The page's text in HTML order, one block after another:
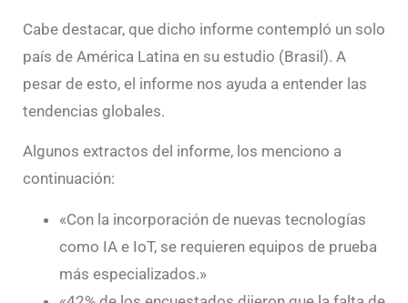
Cabe destacar, que dicho informe contempló un solo
país de América Latina en su estudio (Brasil). A
pesar de esto, el informe nos ayuda a entender las
tendencias globales.
Algunos extractos del informe, los menciono a
continuación:
«Con la incorporación de nuevas tecnologías
como IA e IoT, se requieren equipos de prueba
más especializados.»